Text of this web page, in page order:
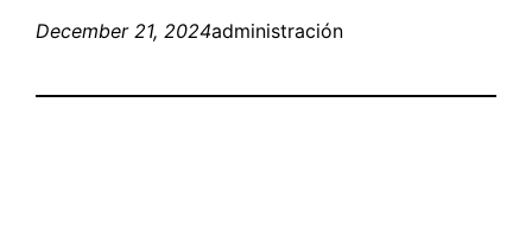
December 21, 2024administración